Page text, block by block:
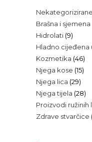
Nekategorizirane
Brašna i sjemena
Hidrolati 99
Hladno cijeđena
Kozmetika 4646
Njega kose 1515
Njega lica 2929
Njega tijela 2828
Proizvodi ružinih
Zdrave stvarčice